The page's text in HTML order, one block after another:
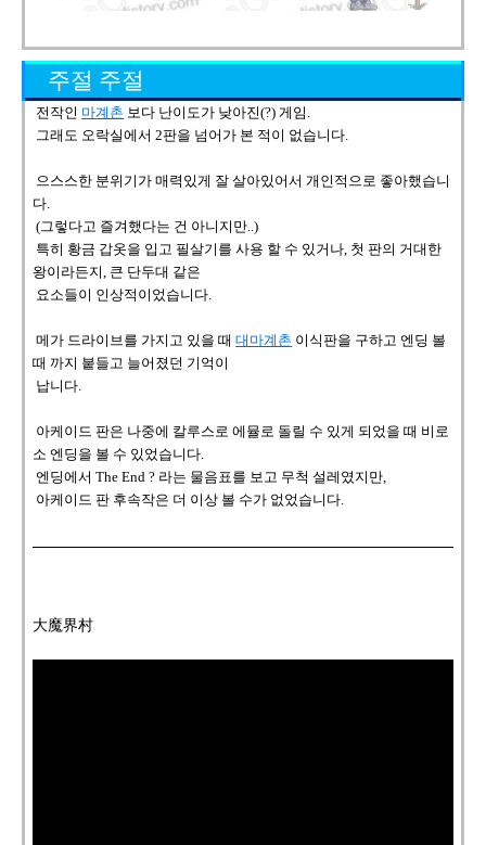
주절 주절
전작인 마계촌 보다 난이도가 낮아진(?) 게임.
그래도 오락실에서 2판을 넘어가 본 적이 없습니다.
으스스한 분위기가 매력있게 잘 살아있어서 개인적으로 좋아했습니
다.
(그렇다고 즐겨했다는 건 아니지만..)
특히 황금 갑옷을 입고 필살기를 사용 할 수 있거나, 첫 판의 거대한
왕이라든지, 큰 단두대 같은
요소들이 인상적이었습니다.
메가 드라이브를 가지고 있을 때대마계촌 이식판을 구하고 엔딩 볼
때 까지 붙들고 늘어졌던 기억이
납니다.
아케이드 판은 나중에 칼루스로 에뮬로 돌릴 수 있게 되었을 때 비로
소 엔딩을 볼 수 있었습니다.
엔딩에서 The End ? 라는 물음표를 보고 무척 설레였지만,
아케이드 판 후속작은 더 이상 볼 수가 없었습니다.
大魔界村